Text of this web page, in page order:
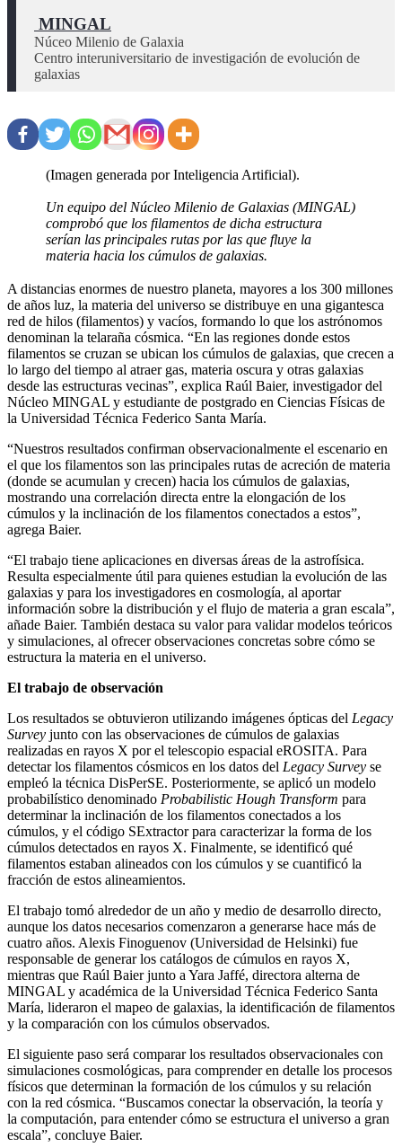
MINGAL
Núceo Milenio de Galaxia
Centro interuniversitario de investigación de evolución de
(Imagen generada por Inteligencia Artificial).
Un equipo del Núcleo Milenio de Galaxias (MINGAL)
comprobó que los filamentos de dicha estructura
serían las principales rutas por las que fluye la
materia hacia los cúmulos de galaxias.
A distancias enormes de nuestro planeta, mayores a los 300 millones
de años luz, la materia del universo se distribuye en una gigantesca
red de hilos (filamentos) y vacíos, formando lo que los astrónomos
denominan la telaraña cósmica. “En las regiones donde estos
filamentos se cruzan se ubican los cúmulos de galaxias, que crecen a
lo largo del tiempo al atraer gas, materia oscura y otras galaxias
desde las estructuras vecinas”, explica Raúl Baier, investigador del
Núcleo MINGAL y estudiante de postgrado en Ciencias Físicas de
la Universidad Técnica Federico Santa María.
“Nuestros resultados confirman observacionalmente el escenario en
el que los filamentos son las principales rutas de acreción de materia
(donde se acumulan y crecen) hacia los cúmulos de galaxias,
mostrando una correlación directa entre la elongación de los
cúmulos y la inclinación de los filamentos conectados a estos”,
agrega Baier.
“El trabajo tiene aplicaciones en diversas áreas de la astrofísica.
Resulta especialmente útil para quienes estudian la evolución de las
galaxias y para los investigadores en cosmología, al aportar
información sobre la distribución y el flujo de materia a gran escala”,
añade Baier. También destaca su valor para validar modelos teóricos
y simulaciones, al ofrecer observaciones concretas sobre cómo se
estructura la materia en el universo.
El trabajo de observación
Los resultados se obtuvieron utilizando imágenes ópticas del Legacy
Survey junto con las observaciones de cúmulos de galaxias
realizadas en rayos X por el telescopio espacial eROSITA. Para
detectar los filamentos cósmicos en los datos del Legacy Survey se
empleó la técnica DisPerSE. Posteriormente, se aplicó un modelo
probabilístico denominado Probabilistic Hough Transform para
determinar la inclinación de los filamentos conectados a los
cúmulos, y el código SExtractor para caracterizar la forma de los
cúmulos detectados en rayos X. Finalmente, se identificó qué
filamentos estaban alineados con los cúmulos y se cuantificó la
fracción de estos alineamientos.
El trabajo tomó alrededor de un año y medio de desarrollo directo,
aunque los datos necesarios comenzaron a generarse hace más de
cuatro años. Alexis Finoguenov (Universidad de Helsinki) fue
responsable de generar los catálogos de cúmulos en rayos X,
mientras que Raúl Baier junto a Yara Jaffé, directora alterna de
MINGAL y académica de la Universidad Técnica Federico Santa
María, lideraron el mapeo de galaxias, la identificación de filamentos
y la comparación con los cúmulos observados.
El siguiente paso será comparar los resultados observacionales con
simulaciones cosmológicas, para comprender en detalle los procesos
físicos que determinan la formación de los cúmulos y su relación
con la red cósmica. “Buscamos conectar la observación, la teoría y
la computación, para entender cómo se estructura el universo a gran
escala”, concluye Baier.